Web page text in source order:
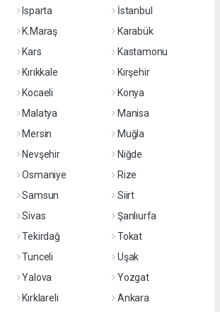
Isparta
İstanbul
K.Maraş
Karabük
Kars
Kastamonu
Kırıkkale
Kırşehir
Kocaeli
Konya
Malatya
Manisa
Mersin
Muğla
Nevşehir
Niğde
Osmaniye
Rize
Samsun
Siirt
Sivas
Şanlıurfa
Tekirdağ
Tokat
Tunceli
Uşak
Yalova
Yozgat
Kırklareli Ankara